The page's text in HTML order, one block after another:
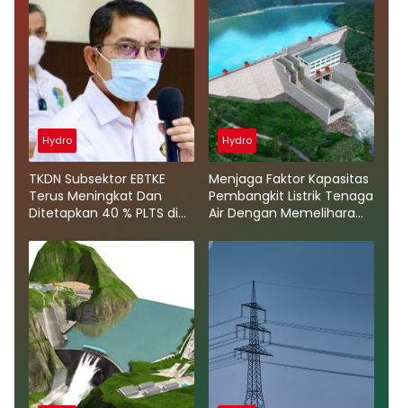
Hydro
TKDN Subsektor EBTKE
Terus Meningkat Dan
Ditetapkan 40 % PLTS di
Hydro
Menjaga Faktor Kapasitas
Pembangkit Listrik Tenaga
Air Dengan Memelihara